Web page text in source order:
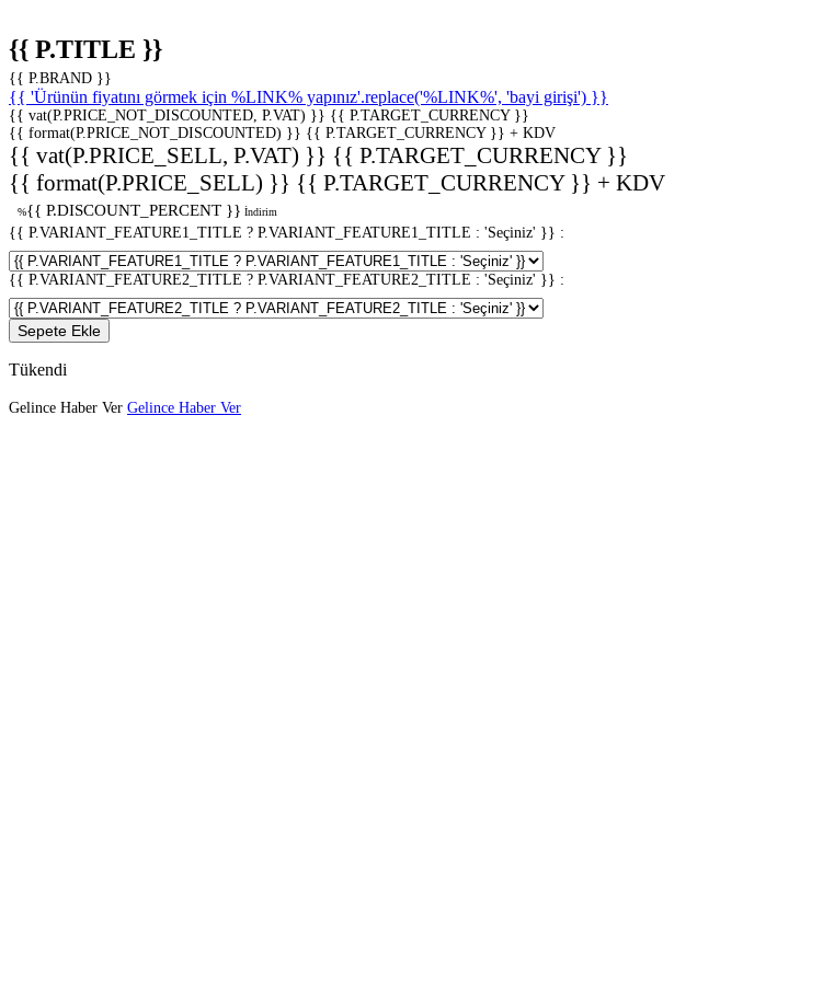
{{ P.TITLE }}
{{ P.BRAND }}
{{ 'Ürünün fiyatını görmek için %LINK% yapınız'.replace('%LINK%', 'bayi girişi') }}
{{ vat(P.PRICE_NOT_DISCOUNTED, P.VAT) }} {{ P.TARGET_CURRENCY }}
{{ format(P.PRICE_NOT_DISCOUNTED) }} {{ P.TARGET_CURRENCY }} + KDV
{{ vat(P.PRICE_SELL, P.VAT) }} {{ P.TARGET_CURRENCY }}
{{ format(P.PRICE_SELL) }} {{ P.TARGET_CURRENCY }} + KDV
%{{ P.DISCOUNT_PERCENT }} İndirim
{{ P.VARIANT_FEATURE1_TITLE ? P.VARIANT_FEATURE1_TITLE : 'Seçiniz' }} :
{{ P.VARIANT_FEATURE2_TITLE ? P.VARIANT_FEATURE2_TITLE : 'Seçiniz' }} :
Sepete Ekle
Tükendi
Gelince Haber Ver Gelince Haber Ver